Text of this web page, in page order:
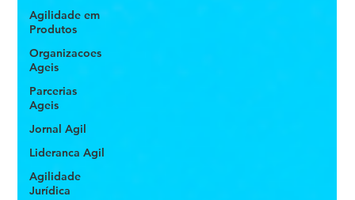
Agilidade em
Produtos
Organizacoes
Ageis
Parcerias
Ageis
Jornal Agil
Lideranca Agil
Agilidade
Jurídica